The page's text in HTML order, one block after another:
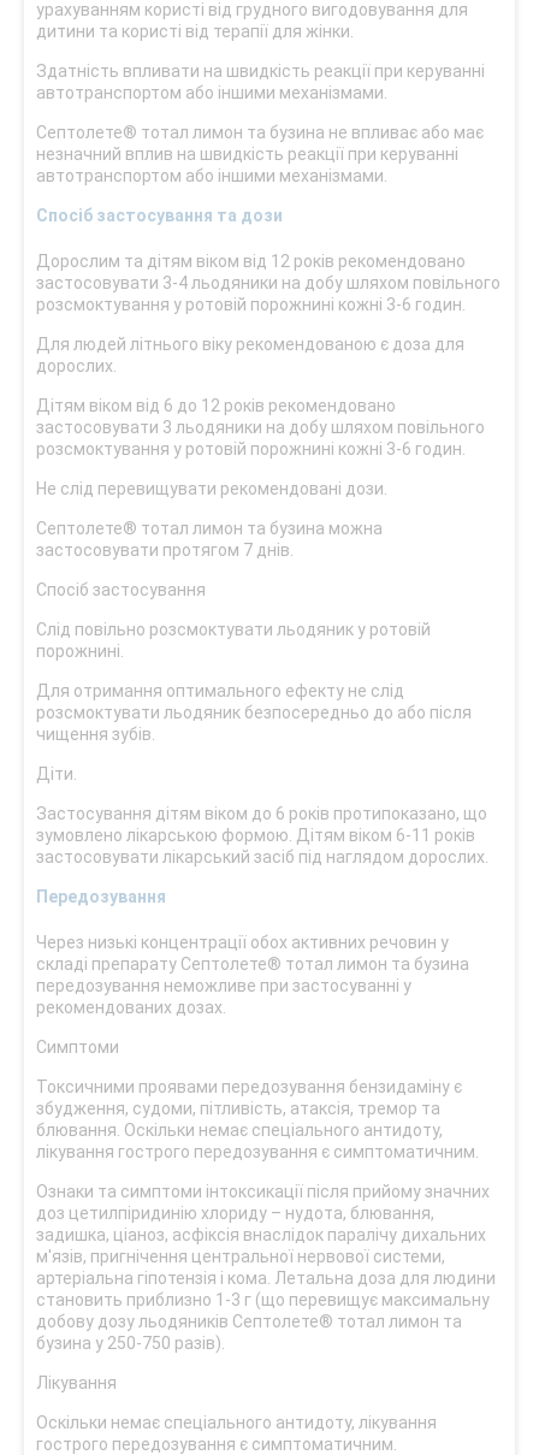
урахуванням користі від грудного вигодовування для
дитини та користі від терапії для жінки.
Здатність впливати на швидкість реакції при керуванні
автотранспортом або іншими механізмами.
Септолете® тотал лимон та бузина не впливає або має
незначний вплив на швидкість реакції при керуванні
автотранспортом або іншими механізмами.
Спосіб застосування та дози
Дорослим та дітям віком від 12 років рекомендовано
застосовувати 3-4 льодяники на добу шляхом повільного
розсмоктування у ротовій порожнині кожні 3-6 годин.
Для людей літнього віку рекомендованою є доза для
дорослих.
Дітям віком від 6 до 12 років рекомендовано
застосовувати 3 льодяники на добу шляхом повільного
розсмоктування у ротовій порожнині кожні 3-6 годин.
Не слід перевищувати рекомендовані дози.
Септолете® тотал лимон та бузина можна
застосовувати протягом 7 днів.
Спосіб застосування
Слід повільно розсмоктувати льодяник у ротовій
порожнині.
Для отримання оптимального ефекту не слід
розсмоктувати льодяник безпосередньо до або після
чищення зубів.
Діти.
Застосування дітям віком до 6 років протипоказано, що
зумовлено лікарською формою. Дітям віком 6-11 років
застосовувати лікарський засіб під наглядом дорослих.
Передозування
Через низькі концентрації обох активних речовин у
складі препарату Септолете® тотал лимон та бузина
передозування неможливе при застосуванні у
рекомендованих дозах.
Симптоми
Токсичними проявами передозування бензидаміну є
збудження, судоми, пітливість, атаксія, тремор та
блювання. Оскільки немає спеціального антидоту,
лікування гострого передозування є симптоматичним.
Ознаки та симптоми інтоксикації після прийому значних
доз цетилпіридинію хлориду – нудота, блювання,
задишка, ціаноз, асфіксія внаслідок паралічу дихальних
м'язів, пригнічення центральної нервової системи,
артеріальна гіпотензія і кома. Летальна доза для людини
становить приблизно 1-3 г (що перевищує максимальну
добову дозу льодяників Септолете® тотал лимон та
бузина у 250-750 разів).
Лікування
Оскільки немає спеціального антидоту, лікування
гострого передозування є симптоматичним.